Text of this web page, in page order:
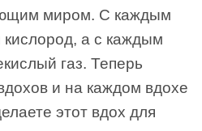
миром. С каждым
а с каждым
газ. Теперь
и на каждом вдохе
этот вдох для